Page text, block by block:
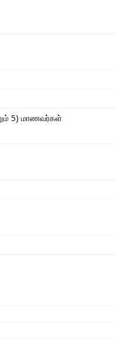
5) மாணவர்கள்